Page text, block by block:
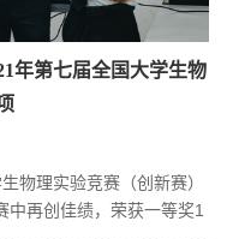
年第七届全国大学生物
物理实验竞赛（创新赛）
中再创佳绩，荣获一等奖1